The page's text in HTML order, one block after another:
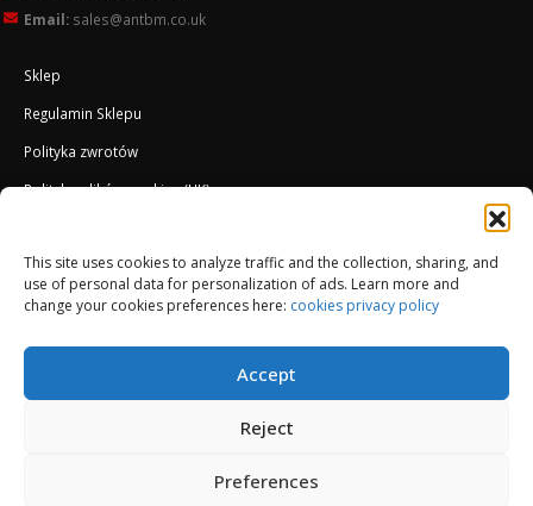
This site uses cookies to analyze traffic and the collection, sharing, and
use of personal data for personalization of ads. Learn more and
change your cookies preferences here: cookies privacy policy
Accept
Reject
Preferences
Email: sales@antbm.co.uk
Sklep
Regulamin Sklepu
Polityka zwrotów
Polityka plików cookies (UK)
Docieplenie EWI ETICS